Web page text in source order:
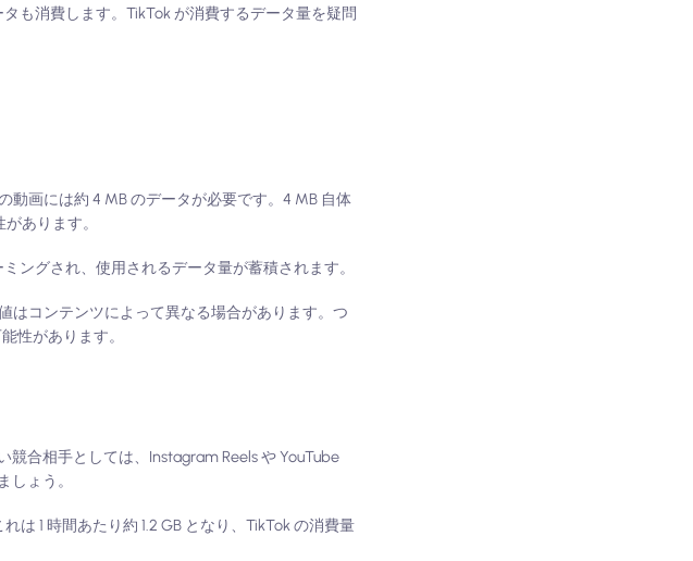
も消費します。TikTok が消費するデータ量を疑問
動画には約 4 MB のデータが必要です。4 MB 自体
あります。
ングされ、使用されるデータ量が蓄積されます。
はコンテンツによって異なる場合があります。つ
性があります。
合相手としては、Instagram Reels や YouTube
ょう。
は 1 時間あたり約 1.2 GB となり、TikTok の消費量